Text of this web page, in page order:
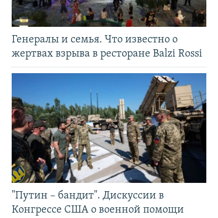
Генералы и семья. Что известно о
жертвах взрыва в ресторане Balzi Rossi
"Путин – бандит". Дискуссии в
Конгрессе США о военной помощи